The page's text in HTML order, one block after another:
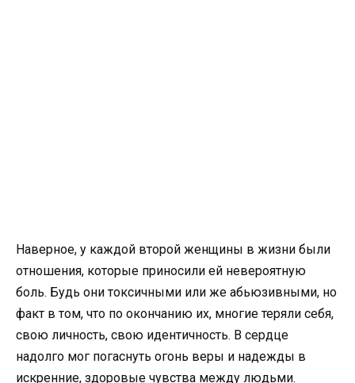
Наверное, у каждой второй женщины в жизни были
отношения, которые приносили ей невероятную
боль. Будь они токсичными или же абьюзивными, но
факт в том, что по окончанию их, многие теряли себя,
свою личность, свою идентичность. В сердце
надолго мог погаснуть огонь веры и надежды в
искренние, здоровые чувства между людьми.